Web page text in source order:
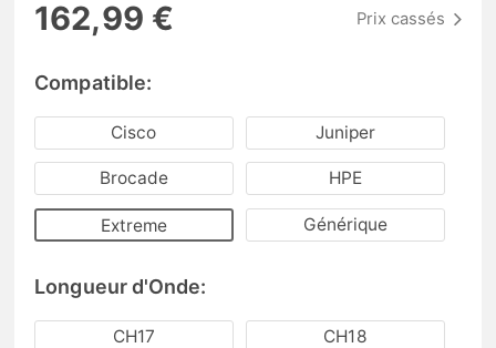
162,99 € Prix cassés
Compatible:
Cisco Juniper
Brocade HPE
Extreme Générique
Longueur d'Onde:
CH17 CH18